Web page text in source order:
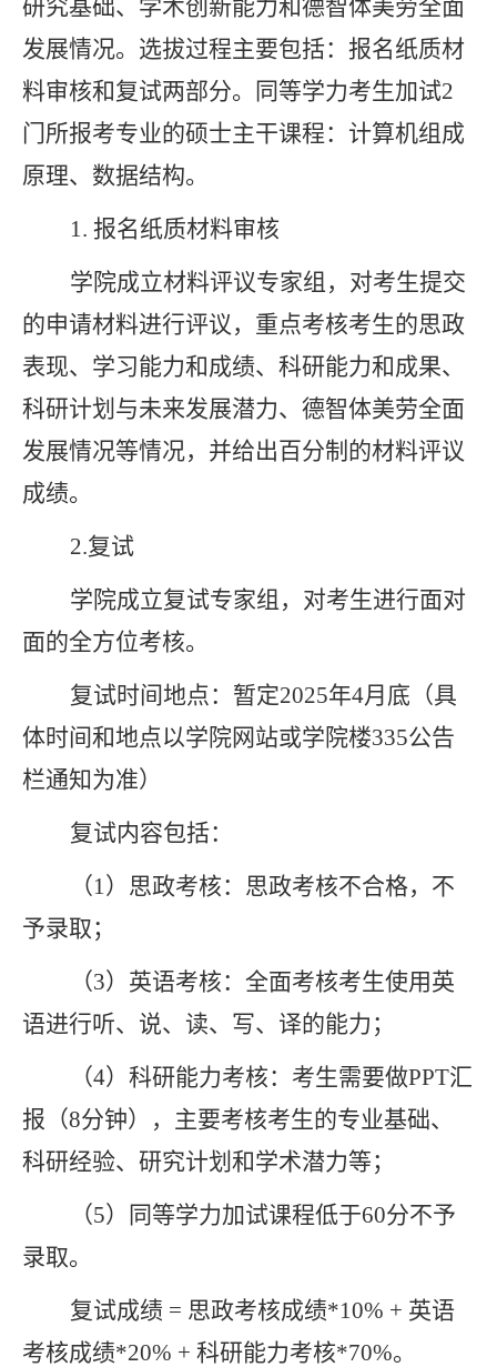
研究基础、学术创新能力和德智体美劳全面
发展情况。选拔过程主要包括：报名纸质材
料审核和复试两部分。
同等学力考生加试2
门所报考专业的硕士主干课程：计算机组成
原理、数据结构。
1. 报名纸质材料审核
学院成立材料评议专家组，对考生提交
的申请材料进行评议，重点考核考生的思政
表现、学习能力和成绩、科研能力和成果、
科研计划与未来发展潜力、德智体美劳全面
发展情况等情况，并给出百分制的材料评议
成绩。
2.复试
学院成立复试专家组，对考生进行面对
面的全方位考核。
复试时间地点：暂定2025年4月 底 （具
体时间和地点以学院网站或学院楼335公告
栏通知为准）
复试内容包括：
（1） 思政考核：思政考核不合格，不
予录取；
（3）英语考核：全面考核考生使用英
语进行听、说、读、写、译的能力；
（4） 科研能力考核： 考生需要做PPT汇
报（8分钟），主要考核考生的专业基础、
科研经验、研究计划和学术潜力等；
（5）同等学力加试课程低于60分不予
录取。
复试成绩 = 思政考核成绩*10% + 英语
考核成绩*20% + 科研能力考核*70%。